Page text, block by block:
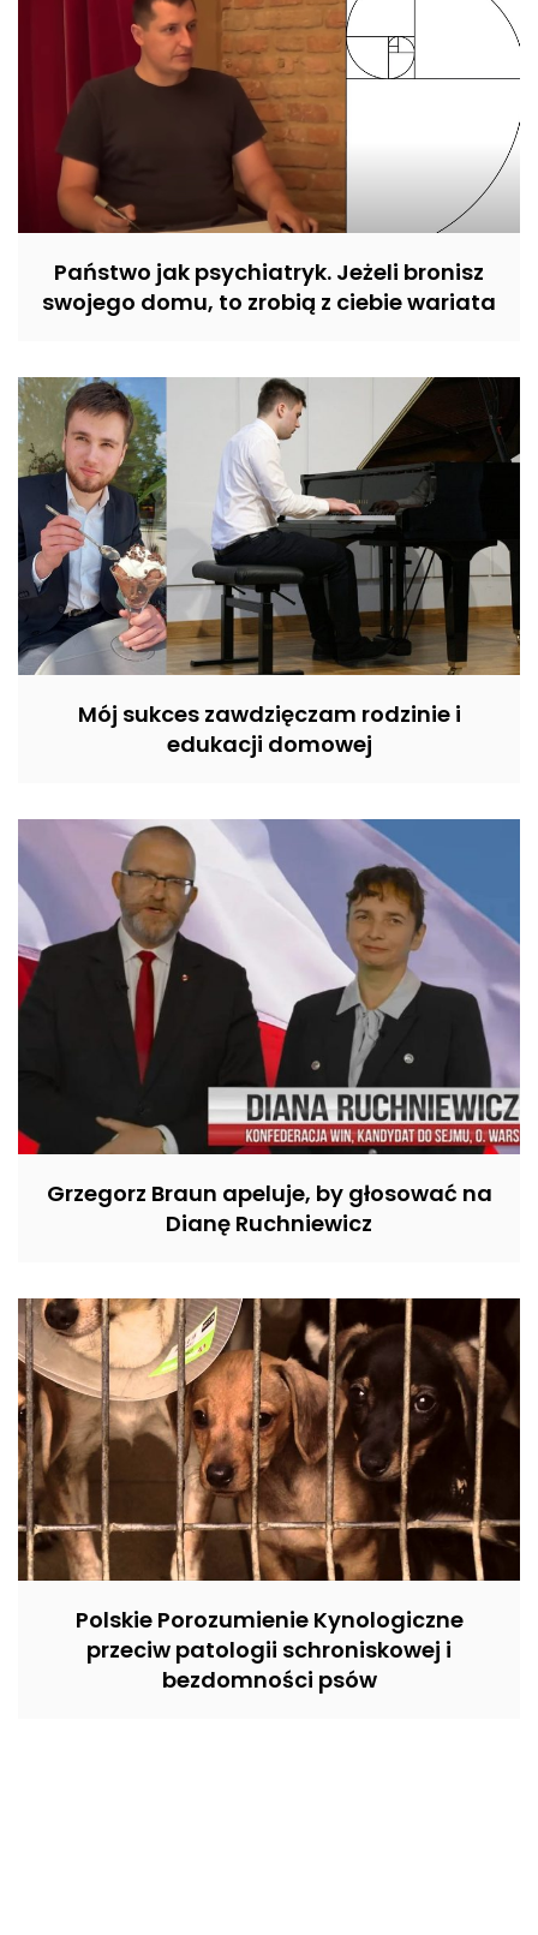
Państwo jak psychiatryk. Jeżeli bronisz
swojego domu, to zrobią z ciebie wariata
Mój sukces zawdzięczam rodzinie i
edukacji domowej
Grzegorz Braun apeluje, by głosować na
Dianę Ruchniewicz
Polskie Porozumienie Kynologiczne
przeciw patologii schroniskowej i
bezdomności psów